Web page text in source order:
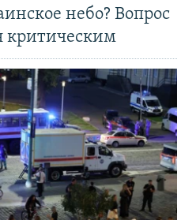
небо? Вопрос
критическим